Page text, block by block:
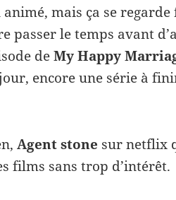
mais ça se
passer le temps avant
deMy Happy
encore une série à
Agent stone sur netflix
films sans trop d’intérêt.